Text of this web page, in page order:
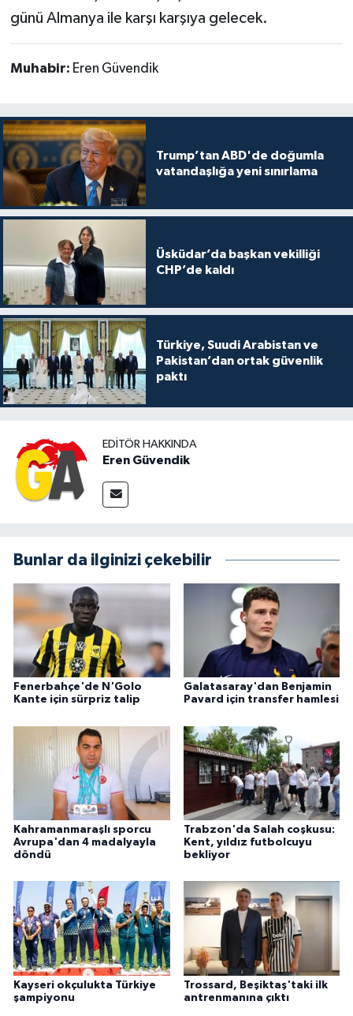
günü Almanya ile karşı karşıya gelecek.
Muhabir: Eren Güvendik
Trump’tan ABD'de doğumla
vatandaşlığa yeni sınırlama
Üsküdar’da başkan vekilliği
CHP’de kaldı
Türkiye, Suudi Arabistan ve
Pakistan’dan ortak güvenlik
paktı
EDITÖR HAKKINDA
Eren Güvendik
Bunlar da ilginizi çekebilir
Fenerbahçe'de N'Golo
Kante için sürpriz talip
Galatasaray'dan Benjamin
Pavard için transfer hamlesi
Kahramanmaraşlı sporcu
Avrupa'dan 4 madalyayla
döndü
Trabzon'da Salah coşkusu:
Kent, yıldız futbolcuyu
bekliyor
Kayseri okçulukta Türkiye
şampiyonu
Trossard, Beşiktaş'taki ilk
antrenmanına çıktı